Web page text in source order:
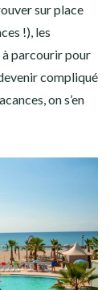
sur place
!), les
à parcourir pour
compliqué
on s’en